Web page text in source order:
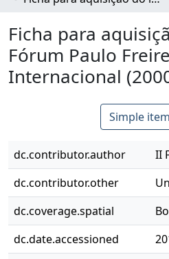
Ficha para
Fórum Paulo
Internacional
Simple
dc.contributor.author
II
dc.contributor.other
dc.coverage.spatial
dc.date.accessioned